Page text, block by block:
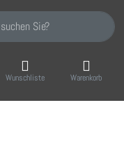
Suchbegriff ein. Während
Wunschliste Warenkorb